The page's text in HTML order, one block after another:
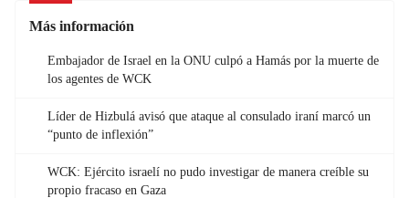
Más información
Embajador de Israel en la ONU culpó a Hamás por la muerte de
los agentes de WCK
Líder de Hizbulá avisó que ataque al consulado iraní marcó un
“punto de inflexión”
WCK: Ejército israelí no pudo investigar de manera creíble su
propio fracaso en Gaza